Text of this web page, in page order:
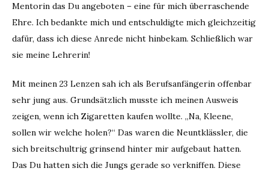
Mentorin das Du angeboten – eine für mich überraschende
Ehre. Ich bedankte mich und entschuldigte mich gleichzeitig
dafür, dass ich diese Anrede nicht hinbekam. Schließlich war
sie meine Lehrerin!
Mit meinen 23 Lenzen sah ich als Berufsanfängerin offenbar
sehr jung aus. Grundsätzlich musste ich meinen Ausweis
zeigen, wenn ich Zigaretten kaufen wollte. „Na, Kleene,
sollen wir welche holen?“ Das waren die Neuntklässler, die
sich breitschultrig grinsend hinter mir aufgebaut hatten.
Das Du hatten sich die Jungs gerade so verkniffen. Diese